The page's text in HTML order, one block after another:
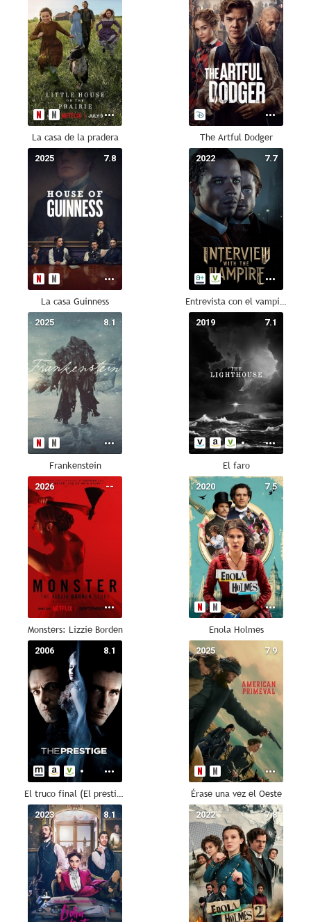
La casa de la pradera The Artful Dodger
7.8
2025
La casa Guinness
7.7
2022
Entrevista con el vampiro, de Anne Rice
8.1
2025
Frankenstein
7.1
2019
El faro
--
2026
Monsters: Lizzie Borden
7.5
2020
Enola Holmes
8.1
2006
El truco final (El prestigio)
7.9
2025
Érase una vez el Oeste
8.1
2023 7.8
2022